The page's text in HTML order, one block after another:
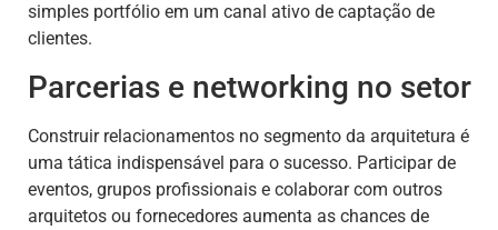
simples portfólio em um canal ativo de captação de
clientes.
Parcerias e networking no setor
Construir relacionamentos no segmento da arquitetura é
uma tática indispensável para o sucesso. Participar de
eventos, grupos profissionais e colaborar com outros
arquitetos ou fornecedores aumenta as chances de